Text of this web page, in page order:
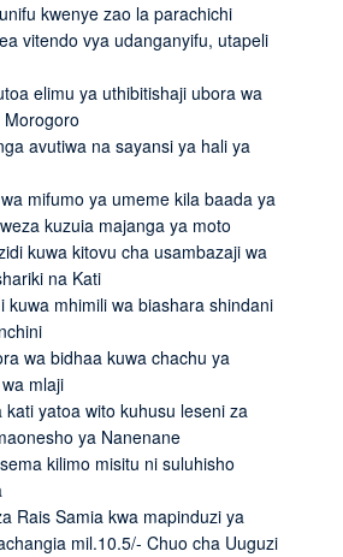
kwenye zao la parachichi
vitendo vya udanganyifu, utapeli
elimu ya uthibitishaji ubora wa
avutiwa na sayansi ya hali ya
mifumo ya umeme kila baada ya
kuzuia majanga ya moto
kuwa kitovu cha usambazaji wa
na Kati
kuwa mhimili wa biashara shindani
wa bidhaa kuwa chachu ya
mlaji
kati yatoa wito kuhusu leseni za
ya Nanenane
kilimo misitu ni suluhisho
Rais Samia kwa mapinduzi ya
mil.10.5/- Chuo cha Uuguzi